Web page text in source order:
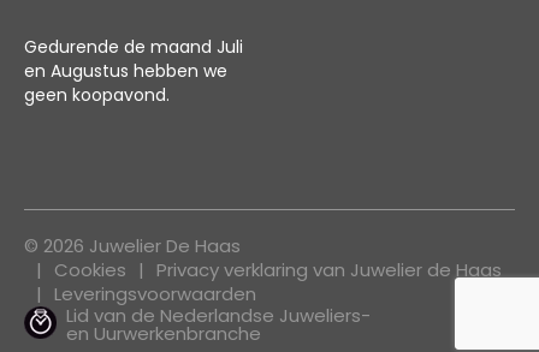
Gedurende de maand Juli
en Augustus hebben we
geen koopavond.
© 2026 Juwelier De Haas
Cookies
Privacy verklaring van Juwelier de Haas
Leveringsvoorwaarden
Lid van de Nederlandse Juweliers-
en Uurwerkenbranche